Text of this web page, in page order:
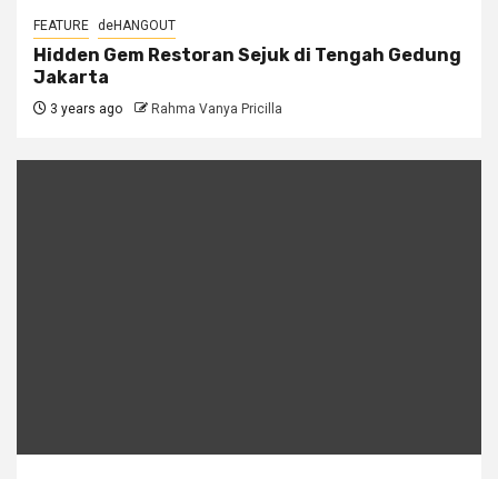
FEATURE deHANGOUT
Hidden Gem Restoran Sejuk di Tengah Gedung
Jakarta
3 years ago Rahma Vanya Pricilla